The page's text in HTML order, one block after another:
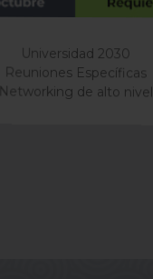
Universidad 2030
Reuniones Específicas
Networking de alto nivel